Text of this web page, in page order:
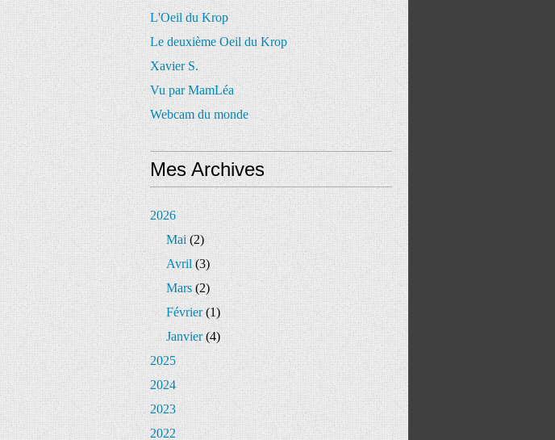
L'Oeil du Krop
Le deuxième Oeil du Krop
Xavier S.
Vu par MamLéa
Webcam du monde
Mes Archives
2026
Mai(2)
Avril(3)
Mars(2)
Février(1)
Janvier(4)
2025
2024
2023
2022